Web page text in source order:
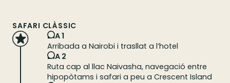
SAFARI CLÀSSIC
DIA 1
Arribada a Nairobi i trasllat a l’hotel
DIA 2
Ruta cap al llac Naivasha, navegació entre
hipopòtams i safari a peu a Crescent Island